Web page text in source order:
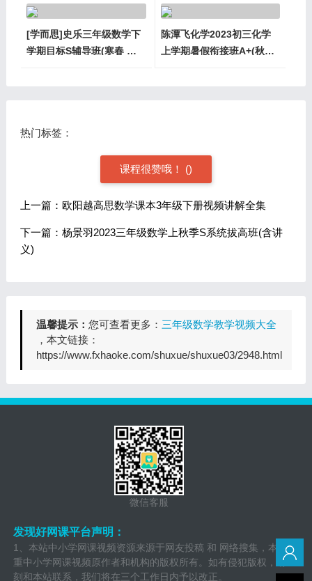
[学而思]史乐三年级数学下
学期目标S辅导班(寒春 含
陈潭飞化学2023初三化学
上学期暑假衔接班A+(秋上
热门标签：
课程很赞哦！ ()
上一篇：欧阳越高思数学课本3年级下册视频讲解全集
下一篇：杨景羽2023三年级数学上秋季S系统拔高班(含讲
义)
温馨提示： 您可查看更多： 三年级数学教学视频大全
，本文链接：
https://www.fxhaoke.com/shuxue/shuxue03/2948.html
微信客服
发现好网课平台声明：
1、本站中小学网课视频资源来源于网友投稿 和 网络搜集，本站尊
重中小学网课视频原作者和机构的版权所有。如有侵犯版权，请立
刻和本站联系，我们将在三个工作日内予以改正。